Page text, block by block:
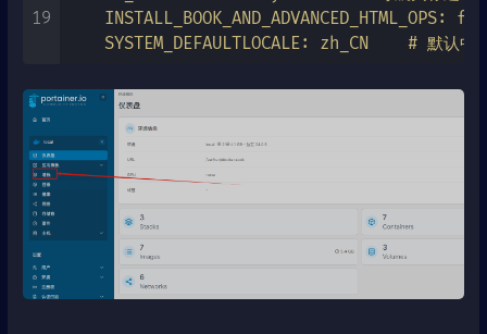
19
INSTALL_BOOK_AND_ADVANCED_HTML_OPS:
SYSTEM_DEFAULTLOCALE: zh_CN    # 默认